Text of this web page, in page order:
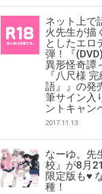
ネット上で
火先生が描
としたエロ
弾！『
異形怪奇譚
『八尺様
語』』の発
筆サイン入
ントキャン
2017.11.13
なーゆ。先
校』が8月
限定版も♥
種！